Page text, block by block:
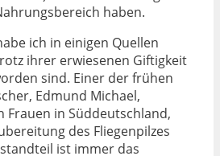
haben.
ich in einigen Quellen
ihrer erwiesenen Giftigkeit
sind. Einer der frühen
Edmund Michael,
Frauen in Süddeutschland,
des Fliegenpilzes
ist immer das